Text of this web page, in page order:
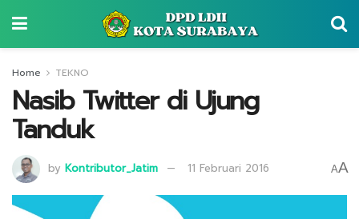
Home TEKNO
Nasib Twitter di Ujung
Tanduk
by Kontributor_Jatim 11 Februari 2016 AA